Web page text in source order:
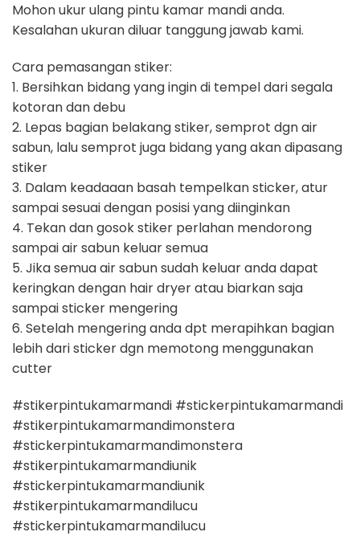
Mohon ukur ulang pintu kamar mandi anda.
Kesalahan ukuran diluar tanggung jawab kami.
Cara pemasangan stiker:
1. Bersihkan bidang yang ingin di tempel dari segala
kotoran dan debu
2. Lepas bagian belakang stiker, semprot dgn air
sabun, lalu semprot juga bidang yang akan dipasang
stiker
3. Dalam keadaaan basah tempelkan sticker, atur
sampai sesuai dengan posisi yang diinginkan
4. Tekan dan gosok stiker perlahan mendorong
sampai air sabun keluar semua
5. Jika semua air sabun sudah keluar anda dapat
keringkan dengan hair dryer atau biarkan saja
sampai sticker mengering
6. Setelah mengering anda dpt merapihkan bagian
lebih dari sticker dgn memotong menggunakan
cutter
#stikerpintukamarmandi #stickerpintukamarmandi
#stikerpintukamarmandimonstera
#stickerpintukamarmandimonstera
#stikerpintukamarmandiunik
#stickerpintukamarmandiunik
#stikerpintukamarmandilucu
#stickerpintukamarmandilucu